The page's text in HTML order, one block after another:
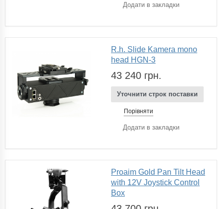
Додати в закладки
R.h. Slide Kamera mono
head HGN-3
43 240 грн.
Уточнити строк поставки
Порівняти
Додати в закладки
Proaim Gold Pan Tilt Head
with 12V Joystick Control
Box